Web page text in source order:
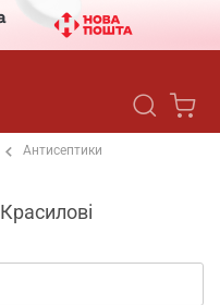
Антисептики